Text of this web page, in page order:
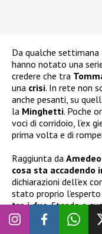
Da qualche
hanno notato una
credere che tra
una crisi. In rete non
anche pesanti, su
la Minghetti. Poche
voci di corridoio, l’ex
prima volta e di
Raggiunta da
cosa sta accadendo
dichiarazioni dell’ex
stato proprio l’esperto
tra i due. Stando a
di alcune
la
Minghetti non